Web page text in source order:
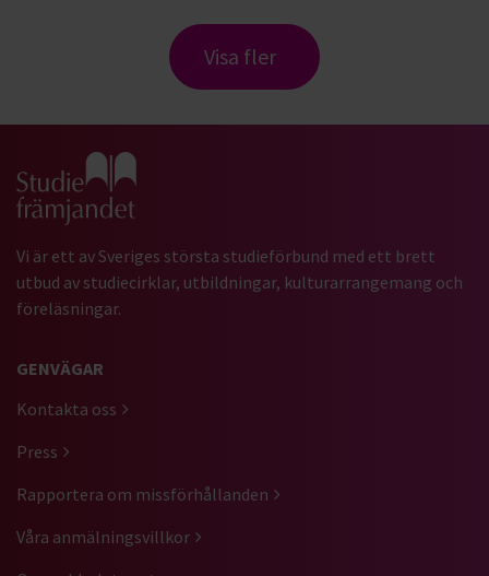
Visa fler
Gå till studiefrämjandets startsida
Vi är ett av Sveriges största studieförbund med ett brett
utbud av studiecirklar, utbildningar, kulturarrangemang och
föreläsningar.
GENVÄGAR
Kontakta oss
Press
Rapportera om missförhållanden
Våra anmälningsvillkor